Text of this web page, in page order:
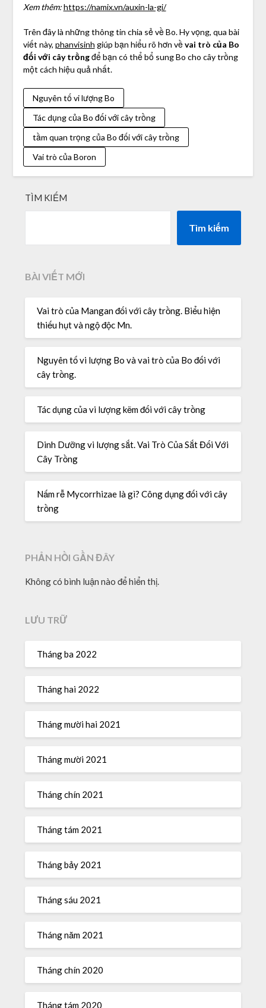
Xem thêm: https://namix.vn/auxin-la-gi/
Trên đây là những thông tin chia sẻ về Bo. Hy vọng, qua bài
viết này, phanvisinh giúp bạn hiểu rõ hơn vềvai trò của Bo
đối với cây trồngđể bạn có thể bổ sung Bo cho cây trồng
một cách hiệu quả nhất.
Nguyên tố vi lượng Bo
Tác dụng của Bo đối với cây trồng
tầm quan trọng của Bo đối với cây trồng
Vai trò của Boron
TÌM KIẾM
Tìm kiếm
BÀI VIẾT MỚI
Vai trò của Mangan đối với cây trồng. Biểu hiện
thiếu hụt và ngộ độc Mn.
Nguyên tố vi lượng Bo và vai trò của Bo đối với
cây trồng.
Tác dụng của vi lượng kẽm đối với cây trồng
Dinh Dưỡng vi lượng sắt. Vai Trò Của Sắt Đối Với
Cây Trồng
Nấm rễ Mycorrhizae là gì? Công dụng đối với cây
trồng
PHẢN HỒI GẦN ĐÂY
Không có bình luận nào để hiển thị.
LƯU TRỮ
Tháng ba 2022
Tháng hai 2022
Tháng mười hai 2021
Tháng mười 2021
Tháng chín 2021
Tháng tám 2021
Tháng bảy 2021
Tháng sáu 2021
Tháng năm 2021
Tháng chín 2020
Tháng tám 2020